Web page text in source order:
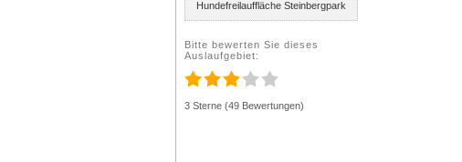
Hundefreilauffläche Steinbergpark
Bitte bewerten Sie dieses
Auslaufgebiet:
3 Sterne (49 Bewertungen)